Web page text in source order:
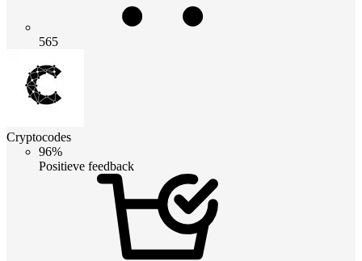
565
Cryptocodes
96%
Positieve feedback